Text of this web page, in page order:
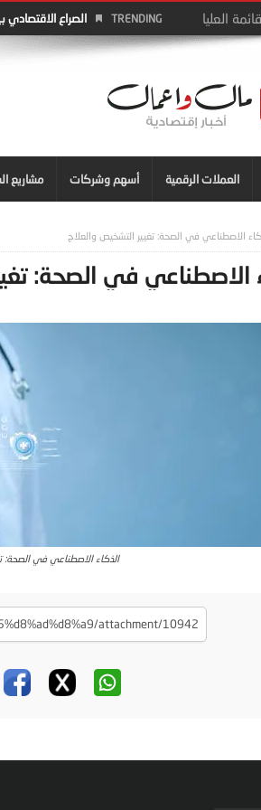
TRENDING الصراع الاقتصادي
العملات الرقمية أسهم وشركات مشاريع
الاصطناعي في الصحة: تغيير التشخيص والعلاج
الاصطناعي في الصحة:
الذكاء الاصطناعي في الصحة: